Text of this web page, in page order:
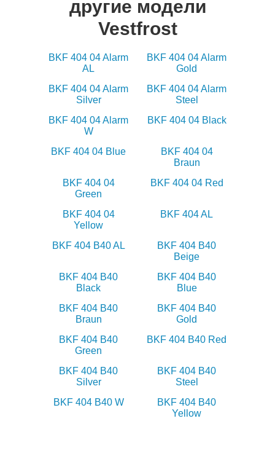
другие модели
Vestfrost
BKF 404 04 Alarm
AL
BKF 404 04 Alarm
Gold
BKF 404 04 Alarm
Silver
BKF 404 04 Alarm
Steel
BKF 404 04 Alarm
W
BKF 404 04 Black
BKF 404 04 Blue
BKF 404 04
Braun
BKF 404 04
Green
BKF 404 04 Red
BKF 404 04
Yellow
BKF 404 AL
BKF 404 B40 AL
BKF 404 B40
Beige
BKF 404 B40
Black
BKF 404 B40
Blue
BKF 404 B40
Braun
BKF 404 B40
Gold
BKF 404 B40
Green
BKF 404 B40 Red
BKF 404 B40
Silver
BKF 404 B40
Steel
BKF 404 B40 W
BKF 404 B40
Yellow